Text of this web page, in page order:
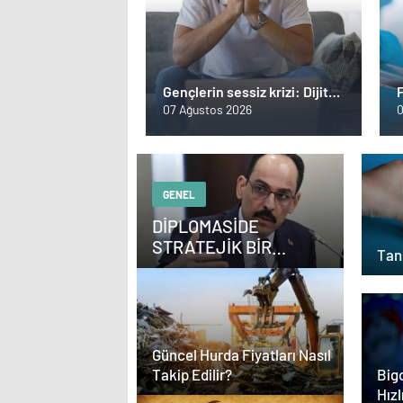
Gençlerin sessiz krizi: Dijital
tükenmişlik
07 Ağustos 2026
GENEL
DİPLOMASİDE
STRATEJİK BİR
KOORDİNATÖR NASIL
OLUNUR
Güncel Hurda Fiyatları Nasıl
Takip Edilir?